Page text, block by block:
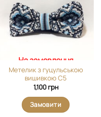
вибране
На замовлення
Метелик з гуцульською
вишивкою С5
1,100 грн
Замовити